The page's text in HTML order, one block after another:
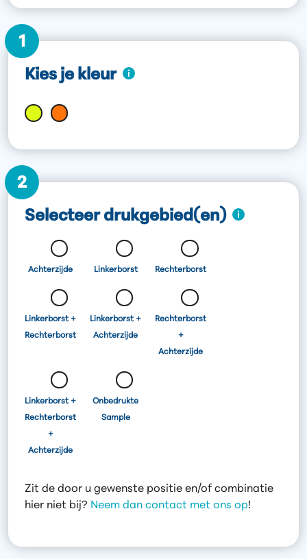
1
Kies je kleur
2
Selecteer drukgebied(en)
Achterzijde Linkerborst Rechterborst
Linkerborst +
Rechterborst
Linkerborst +
Achterzijde
Rechterborst
+
Achterzijde
Linkerborst +
Rechterborst
+
Achterzijde
Onbedrukte
Sample
Zit de door u gewenste positie en/of combinatie
hier niet bij? Neem dan contact met ons op!